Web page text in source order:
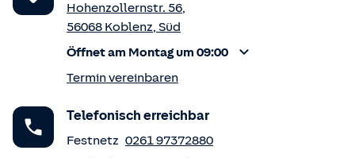
Hohenzollernstr. 56,
56068 Koblenz, Süd
Öffnet am Montag um 09:00
Termin vereinbaren
Telefonisch erreichbar
Festnetz 0261 97372880